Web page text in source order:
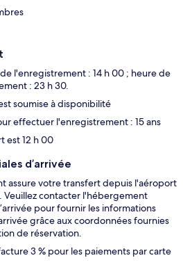
l'enregistrement : 14 h 00 ; heure de
: 23 h 30.
soumise à disponibilité
effectuer l'enregistrement : 15 ans
est 12 h 00
d’arrivée
assure votre transfert depuis l'aéroport
Veuillez contacter l'hébergement
pour fournir les informations
grâce aux coordonnées fournies
de réservation.
3 % pour les paiements par carte